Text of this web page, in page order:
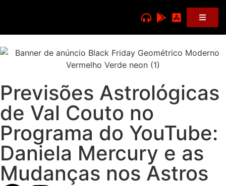
Previsões Astrológicas
de Val Couto no
Programa do YouTube:
Daniela Mercury e as
Mudanças nos Astros